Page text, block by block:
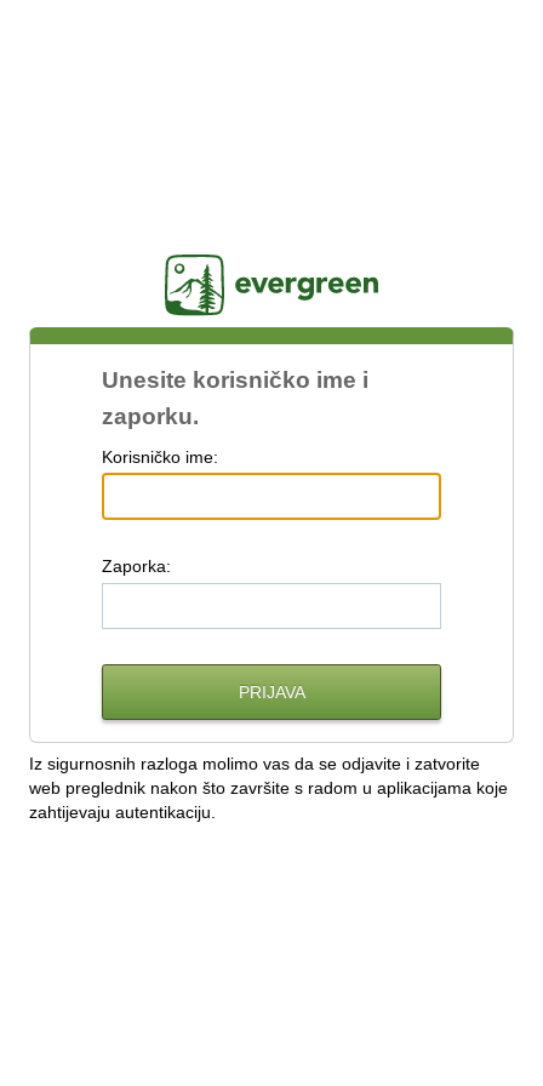
Unesite korisničko ime i
zaporku.
Korisničko ime:
Zaporka:
Iz sigurnosnih razloga molimo vas da se odjavite i zatvorite
web preglednik nakon što završite s radom u aplikacijama koje
zahtijevaju autentikaciju.